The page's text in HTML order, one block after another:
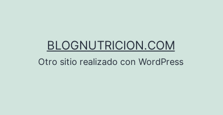
BLOGNUTRICION.COM
Otro sitio realizado con WordPress